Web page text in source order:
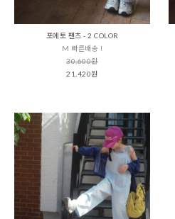
포에토 팬츠 - 2 COLOR
M 빠른배송 !
30,600원
21,420원